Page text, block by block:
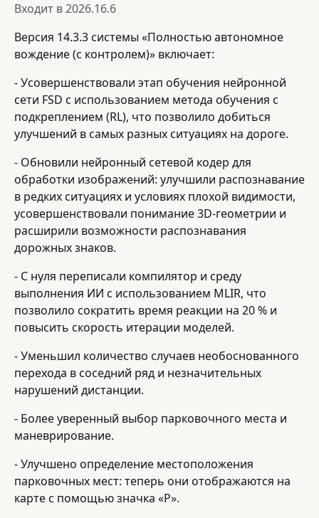
Входит в2026.16.6
Версия 14.3.3 системы «Полностью автономное
вождение (с контролем)» включает:
- Усовершенствовали этап обучения нейронной
сети FSD с использованием метода обучения с
подкреплением (RL), что позволило добиться
улучшений в самых разных ситуациях на дороге.
- Обновили нейронный сетевой кодер для
обработки изображений: улучшили распознавание
в редких ситуациях и условиях плохой видимости,
усовершенствовали понимание 3D-геометрии и
расширили возможности распознавания
дорожных знаков.
- С нуля переписали компилятор и среду
выполнения ИИ с использованием MLIR, что
позволило сократить время реакции на 20 % и
повысить скорость итерации моделей.
- Уменьшил количество случаев необоснованного
перехода в соседний ряд и незначительных
нарушений дистанции.
- Более уверенный выбор парковочного места и
маневрирование.
- Улучшено определение местоположения
парковочных мест: теперь они отображаются на
карте с помощью значка «P».